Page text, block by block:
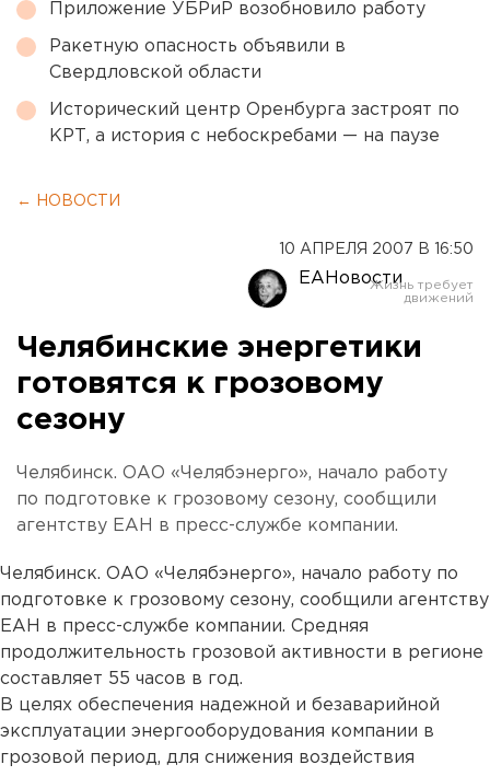
Приложение УБРиР возобновило работу
Ракетную опасность объявили в
Свердловской области
Исторический центр Оренбурга застроят по
КРТ, а история с небоскребами — на паузе
← НОВОСТИ
10 АПРЕЛЯ 2007 В 16:50
ЕАНовости
Челябинские энергетики
готовятся к грозовому
сезону
Челябинск. ОАО «Челябэнерго», начало работу
по подготовке к грозовому сезону, сообщили
агентству ЕАН в пресс-службе компании.
Челябинск. ОАО «Челябэнерго», начало работу по
подготовке к грозовому сезону, сообщили агентству
ЕАН в пресс-службе компании. Средняя
продолжительность грозовой активности в регионе
составляет 55 часов в год.
В целях обеспечения надежной и безаварийной
эксплуатации энергооборудования компании в
грозовой период, для снижения воздействия